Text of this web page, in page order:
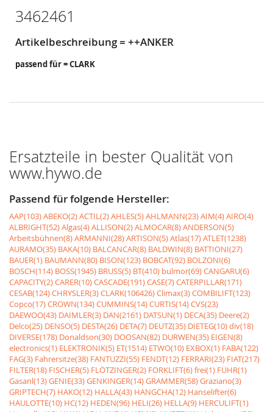
3462461
Artikelbeschreibung = ++ANKER
passend für = CLARK
Ersatzteile in bester Qualität von
www.hywo.de
Passend für folgende Hersteller:
AAP(103)ABEKO(2)ACTIL(2)AHLES(5)AHLMANN(23)AIM(4)AIRO(4)
ALBRIGHT(52)Algas(4)ALLISON(2)ALMOCAR(8)ANDERSON(5)
Arbeitsbühnen(8)ARMANNI(28)ARTISON(5)Atlas(17)ATLET(1238)
AURAMO(35) BAKA(10) BALCANCAR(8) BALDWIN(8) BATTIONI(27)
BAUER(1) BAUMANN(80) BISON(123) BOBCAT(92) BOLZONI(6)
BOSCH(114) BOSS(1945) BRUSS(5) BT(410) bulmor(69)CANGARU(6)
CAPACITY(2)CARER(10)CASCADE(191)CASE(7)CATERPILLAR(171)
CESAB(124)CHRYSLER(3)CLARK(106426)Climax(3)COMBILIFT(123)
Copco(17)CROWN(134)CUMMINS(14)CURTIS(14)CVS(23)
DAEWOO(43) DAIMLER(3) DAN(2161) DATSUN(1) DECA(35) Deere(2)
Delco(25) DENSO(5) DESTA(26) DETA(7) DEUTZ(35) DIETEG(10)div(18)
DIVERSE(178) Donaldson(30) DOOSAN(82) DURWEN(35) EIGEN(8)
electronics(1) ELEKTRONIK(5) ET(1514) ETWO(10) EXBOX(1) FABA(122)
FAG(3) Fahrersitze(38) FANTUZZI(55) FENDT(12) FERRARI(23) FIAT(217)
FILTER(18) FISCHER(5) FLÖTZINGER(2) FORKLIFT(6)frei(1) FÜHR(1)
Gasanl(13)GENIE(33)GENKINGER(14)GRAMMER(58)Graziano(3)
GRIPTECH(7) HAKO(12) HALLA(43) HANGCHA(12) Hanselifter(6)
HAULOTTE(10) HC(12) HEDEN(96) HELI(26) HELLA(9) HERCULIFT(1)